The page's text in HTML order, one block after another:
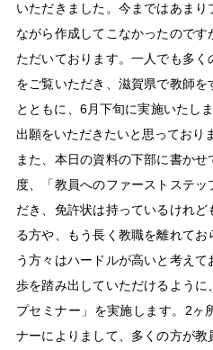
いただきました。今まではあま
ながら作成してこなかったので
ただいております。一人でも多
をご覧いただき、滋賀県で教師
とともに、6月下旬に実施いたし
出願をいただきたいと思っており
また、本日の資料の下部に書か
度、「教員へのファーストステ
だき、免許状は持っているけれ
る方や、もう長く教職を離れて
う方々はハードルが高いと考え
歩を踏み出していただけるよう
プセミナー」を実施します。2ヶ
ナーによりまして、多くの方が教